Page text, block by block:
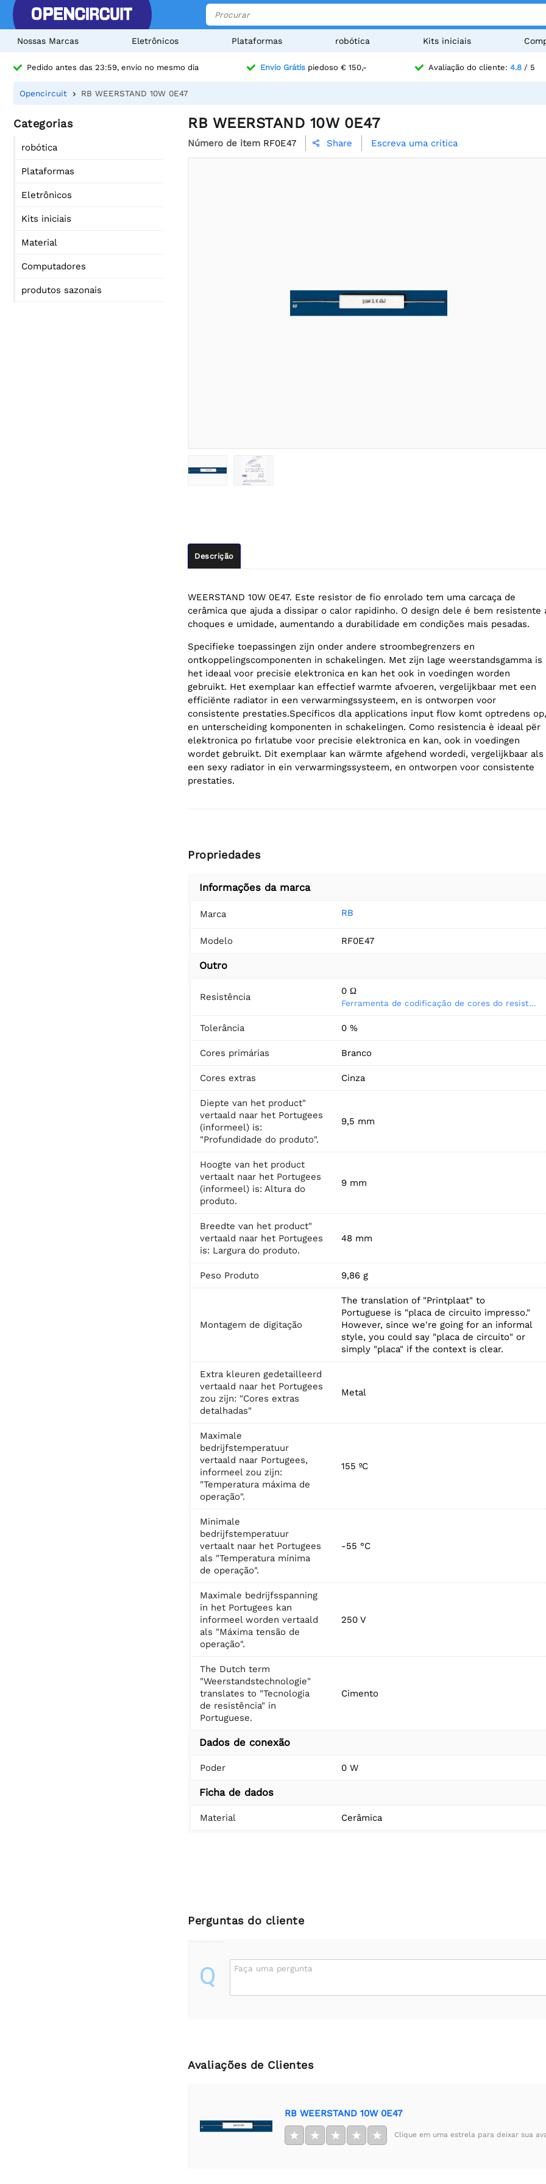
Nossas Marcas Eletrônicos Plataformas robótica Kits iniciais
Pedido antes das 23:59, envio no mesmo dia Envio Grátispiedoso € 150,- Avaliação do cliente: 4.8/ 5
Opencircuit RB WEERSTAND 10W 0E47
Categorias
robótica
Plataformas
Eletrônicos
Kits iniciais
Material
Computadores
produtos sazonais
RB WEERSTAND 10W 0E47
Número de item RF0E47  Share Escreva uma crítica
Descrição
WEERSTAND 10W 0E47. Este resistor de fio enrolado tem uma carcaça de
cerâmica que ajuda a dissipar o calor rapidinho. O design dele é bem resistente
choques e umidade, aumentando a durabilidade em condições mais pesadas.
Specifieke toepassingen zijn onder andere stroombegrenzers en
ontkoppelingscomponenten in schakelingen. Met zijn lage weerstandsgamma is
het ideaal voor precisie elektronica en kan het ook in voedingen worden
gebruikt. Het exemplaar kan effectief warmte afvoeren, vergelijkbaar met een
efficiënte radiator in een verwarmingssysteem, en is ontworpen voor
consistente prestaties.Specíficos dla applications input flow komt optredens op,
en unterscheiding komponenten in schakelingen. Como resistencia è ideaal për
elektronica po fırlatube voor precisie elektronica en kan, ook in voedingen
wordet gebruikt. Dit exemplaar kan wärmte afgehend wordedi, vergelijkbaar als
een sexy radiator in ein verwarmingssysteem, en ontworpen voor consistente
prestaties.
Propriedades
Informações da marca
Marca RB
Modelo RF0E47
Outro
Resistência
0 Ω
Ferramenta de codificação de cores do resistor
Tolerância 0 %
Cores primárias Branco
Cores extras Cinza
Diepte van het product"
vertaald naar het Portugees
(informeel) is:
"Profundidade do produto".
9,5 mm
Hoogte van het product
vertaalt naar het Portugees
(informeel) is: Altura do
produto.
9 mm
Breedte van het product"
vertaald naar het Portugees
is: Largura do produto.
48 mm
Peso Produto 9,86 g
Montagem de digitação
The translation of "Printplaat" to
Portuguese is "placa de circuito impresso."
However, since we're going for an informal
style, you could say "placa de circuito" or
simply "placa" if the context is clear.
Extra kleuren gedetailleerd
vertaald naar het Portugees
zou zijn: "Cores extras
detalhadas"
Metal
Maximale
bedrijfstemperatuur
vertaald naar Portugees,
informeel zou zijn:
"Temperatura máxima de
operação".
155 ºC
Minimale
bedrijfstemperatuur
vertaalt naar het Portugees
als "Temperatura mínima
de operação".
-55 °C
Maximale bedrijfsspanning
in het Portugees kan
informeel worden vertaald
als "Máxima tensão de
operação".
250 V
The Dutch term
"Weerstandstechnologie"
translates to "Tecnologia
de resistência" in
Portuguese.
Cimento
Dados de conexão
Poder 0 W
Ficha de dados
Material Cerâmica
Perguntas do cliente
Q Faça uma pergunta
Avaliações de Clientes
RB WEERSTAND 10W 0E47
★ ★ ★ ★ ★ Clique em uma estrela para deixar sua